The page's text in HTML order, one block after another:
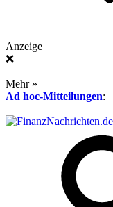
Anzeige
❌
Mehr »
Ad hoc-Mitteilungen: